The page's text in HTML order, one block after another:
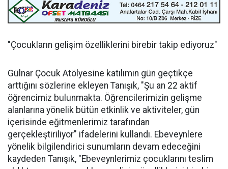
"Çocukların gelişim özelliklerini birebir takip ediyoruz"
Gülnar Çocuk Atölyesine katılımın gün geçtikçe
arttığını sözlerine ekleyen Tanışık, "Şu an 22 aktif
öğrencimiz bulunmakta. Öğrencilerimizin gelişme
alanlarına yönelik bütün etkinlik ve aktiviteler, gün
içerisinde eğitmenlerimiz tarafından
gerçekleştiriliyor" ifadelerini kullandı. Ebeveynlere
yönelik bilgilendirici sunumların devam edeceğini
kaydeden Tanışık, "Ebeveynlerimiz çocuklarını teslim